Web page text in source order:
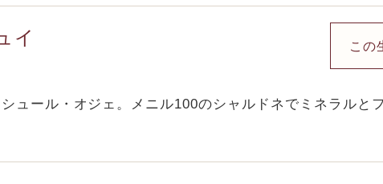
イ この
ュール・オジェ。メニル100のシャルドネでミネラルと